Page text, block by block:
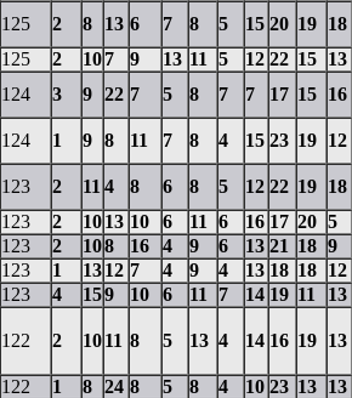
125 2 8 13 6 7 8 5 15 20 19 18
125 2 107 9 13 11 5 12 22 15 13
124 3 9 22 7 5 8 7 7 17 15 16
124 1 9 8 11 7 8 4 15 23 19 12
123 2 11 4 8 6 8 5 12 22 19 18
123 2 1013 10 6 11 6 16 17 20 5
123 2 108 16 4 9 6 13 21 18 9
123 1 1312 7 4 9 4 13 18 18 12
123 4 159 10 6 11 7 14 19 11
13
122 2 1011 8 5 13 4 14 16 19 13
122 1 8 24 8 5 8 4 10 23 13 13